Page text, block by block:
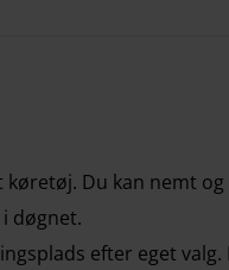
Du kan nemt
døgnet.
efter eget